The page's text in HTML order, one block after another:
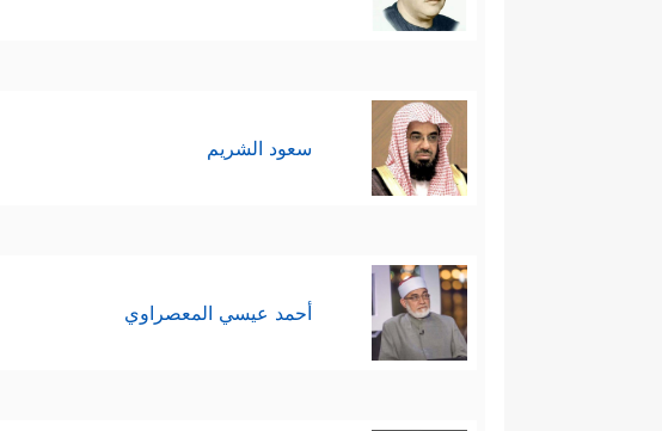
سعود الشريم
أحمد عيسي المعصراوي